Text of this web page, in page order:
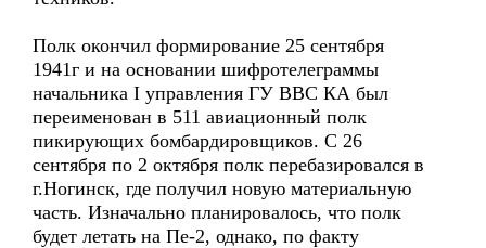
Полк окончил формирование 25 сентября
1941г и на основании шифротелеграммы
начальника I управления ГУ ВВС КА был
переименован в 511 авиационный полк
пикирующих бомбардировщиков. С 26
сентября по 2 октября полк перебазировался в
г.Ногинск, где получил новую материальную
часть. Изначально планировалось, что полк
будет летать на Пе-2, однако, по факту